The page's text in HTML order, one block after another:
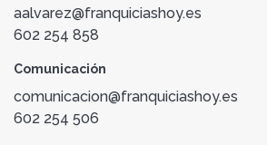
aalvarez@franquiciashoy.es
602 254 858
Comunicación
comunicacion@franquiciashoy.es
602 254 506